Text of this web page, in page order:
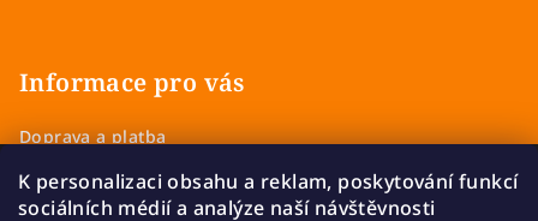
K personalizaci obsahu a reklam, poskytování funkcí
sociálních médií a analýze naší návštěvnosti
Informace pro vás
Doprava a platba
Zásady ochrany osobních údajů